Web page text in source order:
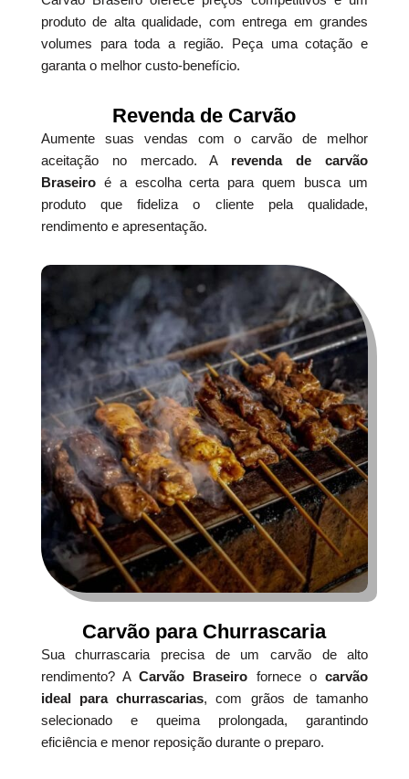
produto de alta qualidade, com entrega em grandes
volumes para toda a região. Peça uma cotação e
garanta o melhor custo-benefício.
Revenda de Carvão
Aumente suas vendas com o carvão de melhor
aceitação no mercado. A revenda de carvão
Braseiroé a escolha certa para quem busca um
produto que fideliza o cliente pela qualidade,
rendimento e apresentação.
Carvão para Churrascaria
Sua churrascaria precisa de um carvão de alto
rendimento? ACarvão Braseiro fornece ocarvão
ideal para churrascarias, com grãos de tamanho
selecionado e queima prolongada, garantindo
eficiência e menor reposição durante o preparo.